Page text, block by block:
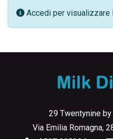
Accedi per visualizzare
29 Twentynine
Via Emilia Romagna,